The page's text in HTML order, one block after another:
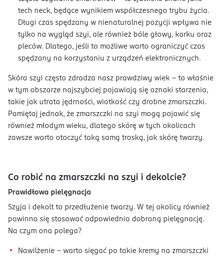
tech neck, będące wynikiem współczesnego trybu życia.
Długi czas spędzany w nienaturalnej pozycji wpływa nie
tylko na wygląd szyi, ale również bóle głowy, karku oraz
pleców. Dlatego, jeśli to możliwe warto ograniczyć czas
spędzany na korzystaniu z urządzeń elektronicznych.
Skóra szyi często zdradza nasz prawdziwy wiek – to właśnie
w tym obszarze najszybciej pojawiają się oznaki starzenia,
takie jak utrata jędrności, wiotkość czy drobne zmarszczki.
Pamiętaj jednak, że zmarszczki na szyi mogą pojawić się
również młodym wieku, dlatego skórę w tych okolicach
zawsze warto otoczyć taką samą troską, jak skórę twarzy.
Co robić na zmarszczki na szyi i dekolcie?
Prawidłowa pielęgnacja
Szyja i dekolt to przedłużenie twarzy. W tej okolicy również
powinno się stosować odpowiednio dobraną pielęgnację.
Na czym ona polega?
Nawilżenie – warto sięgać po takie kremy na zmarszczki